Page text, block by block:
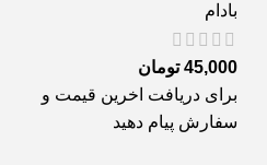
بادام
45,000 تومان
برای دریافت اخرین قیمت و
سفارش پیام دهید